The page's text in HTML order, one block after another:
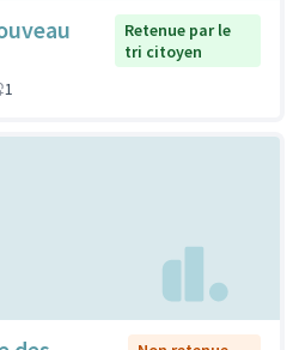
Retenue par le
tri citoyen
1